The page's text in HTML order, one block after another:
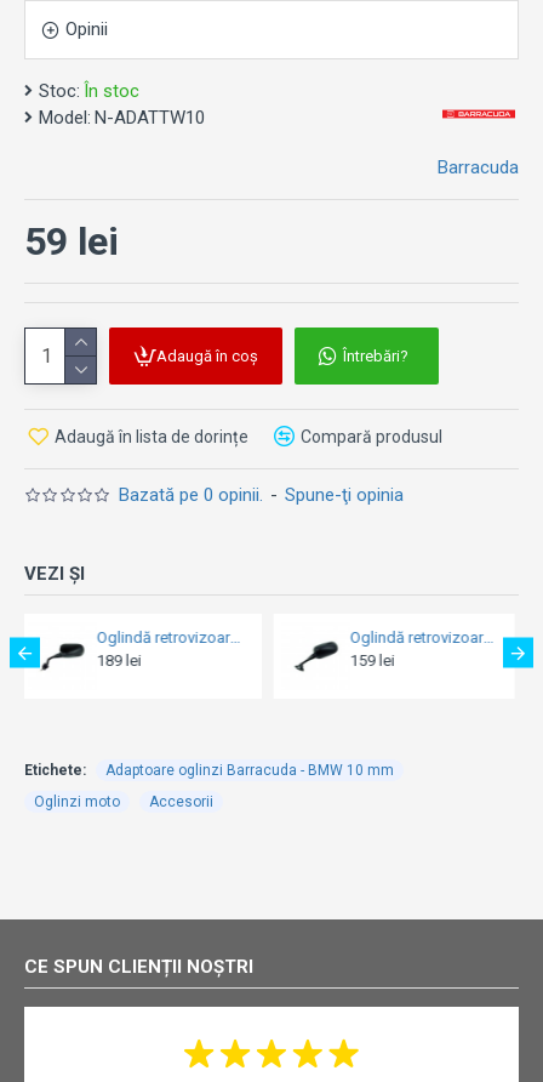
Opinii
Stoc: În stoc
Model: N-ADATTW10
Barracuda
Bazată pe 0 opinii. - Spune-ţi opinia
59 lei
Adaugă în coș Întrebări?
Adaugă în lista de dorințe Compară produsul
VEZI ȘI
Oglindă retrovizoare Vicma EH379D - Honda CBF 600 / CBF 1000 (Dreapta)
Oglindă retrovizoare Vicma EH963I - Honda PCX 125 / CRF 250L (Stânga)
Etichete:
Adaptoare oglinzi Barracuda - BMW 10 mm
Oglinzi moto
Accesorii
CE SPUN CLIENȚII NOȘTRI